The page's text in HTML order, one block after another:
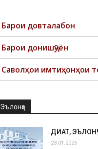
Барои довталабон
Барои донишҷӯён
Саволҳои имтиҳонҳои
Эълонҳо
ДИҚҚАТ,
23.01.2025